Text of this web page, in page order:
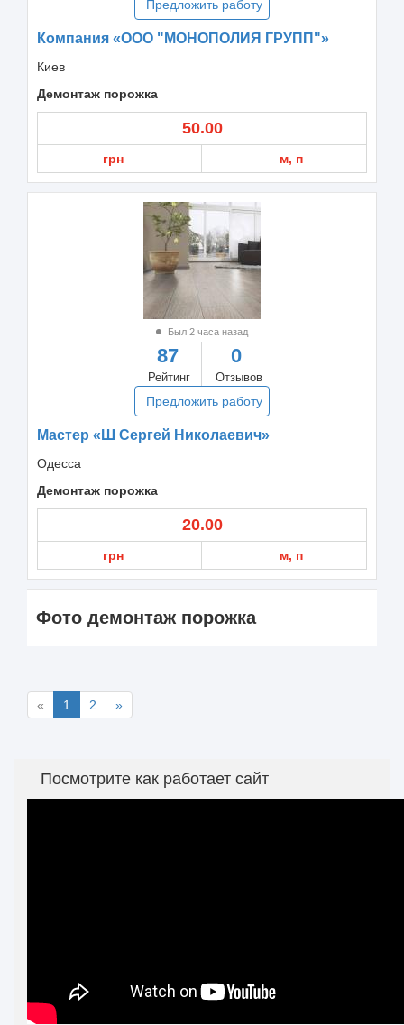
Предложить работу
Компания «ООО "МОНОПОЛИЯ ГРУПП"»
Киев
Демонтаж порожка
50.00
грн м, п
Был 2 часа назад
87
Рейтинг
0
Отзывов
Предложить работу
Мастер «Ш Сергей Николаевич»
Одесса
Демонтаж порожка
20.00
грн м, п
Фото демонтаж порожка
« 1 2 »
Посмотрите как работает сайт